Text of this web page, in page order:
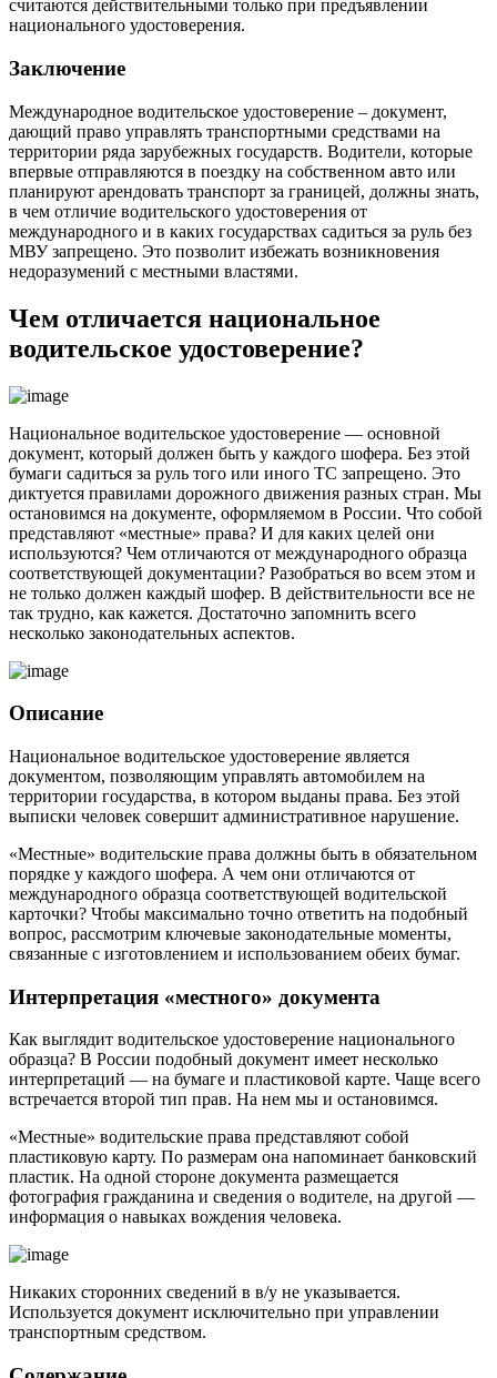
считаются действительными только при предъявлении
национального удостоверения.
Заключение
Международное водительское удостоверение – документ,
дающий право управлять транспортными средствами на
территории ряда зарубежных государств. Водители, которые
впервые отправляются в поездку на собственном авто или
планируют арендовать транспорт за границей, должны знать,
в чем отличие водительского удостоверения от
международного и в каких государствах садиться за руль без
МВУ запрещено. Это позволит избежать возникновения
недоразумений с местными властями.
Чем отличается национальное
водительское удостоверение?
Национальное водительское удостоверение — основной
документ, который должен быть у каждого шофера. Без этой
бумаги садиться за руль того или иного ТС запрещено. Это
диктуется правилами дорожного движения разных стран. Мы
остановимся на документе, оформляемом в России. Что собой
представляют «местные» права? И для каких целей они
используются? Чем отличаются от международного образца
соответствующей документации? Разобраться во всем этом и
не только должен каждый шофер. В действительности все не
так трудно, как кажется. Достаточно запомнить всего
несколько законодательных аспектов.
Описание
Национальное водительское удостоверение является
документом, позволяющим управлять автомобилем на
территории государства, в котором выданы права. Без этой
выписки человек совершит административное нарушение.
«Местные» водительские права должны быть в обязательном
порядке у каждого шофера. А чем они отличаются от
международного образца соответствующей водительской
карточки? Чтобы максимально точно ответить на подобный
вопрос, рассмотрим ключевые законодательные моменты,
связанные с изготовлением и использованием обеих бумаг.
Интерпретация «местного» документа
Как выглядит водительское удостоверение национального
образца? В России подобный документ имеет несколько
интерпретаций — на бумаге и пластиковой карте. Чаще всего
встречается второй тип прав. На нем мы и остановимся.
«Местные» водительские права представляют собой
пластиковую карту. По размерам она напоминает банковский
пластик. На одной стороне документа размещается
фотография гражданина и сведения о водителе, на другой —
информация о навыках вождения человека.
Никаких сторонних сведений в в/у не указывается.
Используется документ исключительно при управлении
транспортным средством.